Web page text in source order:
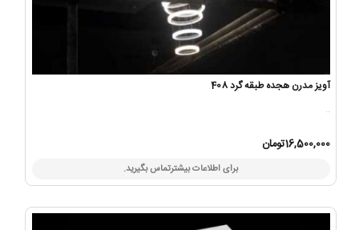
آویز مدرن هجده طبقه گرد 408
..
16,500,000تومان
برای اطلاعات بیشترتماس بگیرید.